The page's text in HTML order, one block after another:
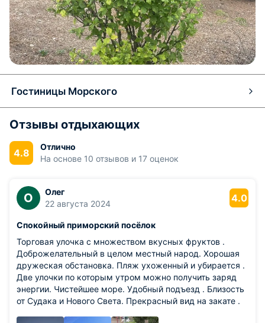
Гостиницы Морского
Отзывы отдыхающих
4.8
Отлично
На основе 10 отзывов и 17 оценок
О
Олег
22 августа 2024
4.0
Спокойный приморский посёлок
Торговая улочка с множеством вкусных фруктов .
Доброжелательный в целом местный народ. Хорошая
дружеская обстановка. Пляж ухоженный и убирается .
Две улочки по которым утром можно получить заряд
энергии. Чистейшее море. Удобный подъезд . Близость
от Судака и Нового Света. Прекрасный вид на закате .